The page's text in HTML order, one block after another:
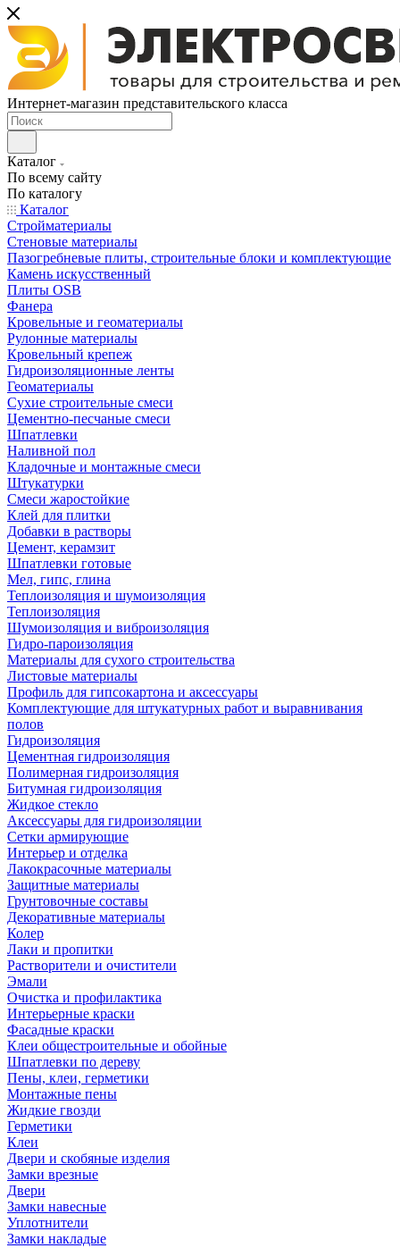
Интернет-магазин представительского класса
Каталог
По всему сайту
По каталогу
Каталог
Стройматериалы
Стеновые материалы
Пазогребневые плиты, строительные блоки и комплектующие
Камень искусственный
Плиты OSB
Фанера
Кровельные и геоматериалы
Рулонные материалы
Кровельный крепеж
Гидроизоляционные ленты
Геоматериалы
Сухие строительные смеси
Цементно-песчаные смеси
Шпатлевки
Наливной пол
Кладочные и монтажные смеси
Штукатурки
Смеси жаростойкие
Клей для плитки
Добавки в растворы
Цемент, керамзит
Шпатлевки готовые
Мел, гипс, глина
Теплоизоляция и шумоизоляция
Теплоизоляция
Шумоизоляция и виброизоляция
Гидро-пароизоляция
Материалы для сухого строительства
Листовые материалы
Профиль для гипсокартона и аксессуары
Комплектующие для штукатурных работ и выравнивания
полов
Гидроизоляция
Цементная гидроизоляция
Полимерная гидроизоляция
Битумная гидроизоляция
Жидкое стекло
Аксессуары для гидроизоляции
Сетки армирующие
Интерьер и отделка
Лакокрасочные материалы
Защитные материалы
Грунтовочные составы
Декоративные материалы
Колер
Лаки и пропитки
Растворители и очистители
Эмали
Очистка и профилактика
Интерьерные краски
Фасадные краски
Клеи общестроительные и обойные
Шпатлевки по дереву
Пены, клеи, герметики
Монтажные пены
Жидкие гвозди
Герметики
Клеи
Двери и скобяные изделия
Замки врезные
Двери
Замки навесные
Уплотнители
Замки накладые